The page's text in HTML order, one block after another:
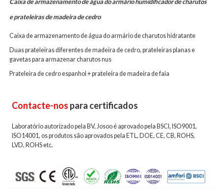
e prateleiras de madeira de cedro
Caixa de armazenamento de água do armário de charutos hidratante
Duas prateleiras diferentes de madeira de cedro, prateleiras planas e
gavetas para armazenar charutos nus
Prateleira decedro espanhol +prateleira de madeira de faia
Contacte-nos para certificados
Laboratório autorizado pela BV, Josoo é aprovado pela BSCI, ISO9001,
ISO14001, os produtos são aprovados pela ETL, DOE, CE, CB, ROHS,
LVD, ROHS etc.